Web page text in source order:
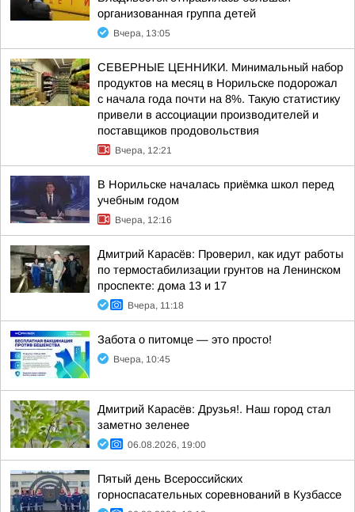
организованная группа детей
Вчера, 13:05
СЕВЕРНЫЕ ЦЕННИКИ. Минимальный набор
продуктов на месяц в Норильске подорожал
с начала года почти на 8%. Такую статистику
привели в ассоциации производителей и
поставщиков продовольствия
Вчера, 12:21
В Норильске началась приёмка школ перед
учебным годом
Вчера, 12:16
Дмитрий Карасёв: Проверил, как идут работы
по термостабилизации грунтов на Ленинском
проспекте: дома 13 и 17
Вчера, 11:18
Забота о питомце — это просто!
Вчера, 10:45
Дмитрий Карасёв: Друзья!. Наш город стал
заметно зеленее
06.08.2026, 19:00
Пятый день Всероссийских
горноспасательных соревнований в Кузбассе